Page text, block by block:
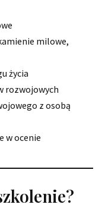
milowe,
życia
rozwojowych
z osobą
w ocenie